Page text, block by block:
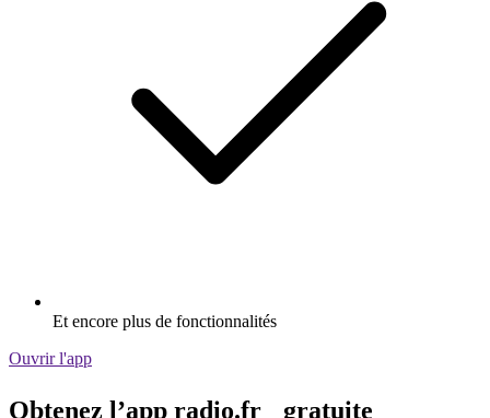
Et encore plus de fonctionnalités
Ouvrir l'app
Obtenez l’app radio.fr gratuite